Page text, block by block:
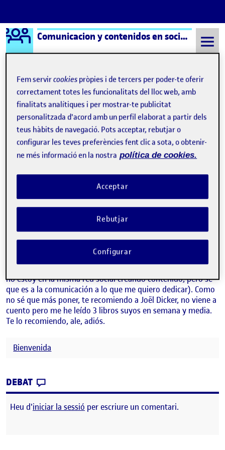
Saltar al contingut
Logo Ágora Comunicacion y contenidos en social media aula 1
Semestre 20222 - Aula 1 Xavi Sabaté
Navegació d'entrades
Anterior: Presentación Següent
Publicat perXavi Sabaté
Visibilitat:
Públic-Data de publicació
4 Març 2023-comentariel Xavi Sabaté
Como no sé cómo empezar, empiezo diciendo que no lo sé y
salgo del apuro. Tengo 22 años, vivo en Barcelona, aunque
eso es lo de menos. Me dedico a las redes sociales desde
que está yendo mejor de lo que esperaba cuando empecé.
Aún así, este mundo es muy efímero y fugaz, y fue por eso
que decidí meterme en este grado (igual dentro de 10 años
no estoy en la misma red social creando contenido, pero sé
que es a la comunicación a lo que me quiero dedicar). Como
no sé que más poner, te recomiendo a Joël Dicker, no viene a
cuento pero me he leído 3 libros suyos en semana y media.
Te lo recomiendo, ale, adiós.
Bienvenida
DEBAT
Heu d'iniciar la sessió per escriure un comentari.
Fem servircookies pròpies i de tercers per poder-te oferir
correctament totes les funcionalitats del lloc web, amb
finalitats analítiques i per mostrar-te publicitat
personalitzada d'acord amb un perfil elaborat a partir dels
teus hàbits de navegació. Pots acceptar, rebutjar o
configurar les teves preferències fent clic a sota, o obtenir-
ne més informació en la nostra política de cookies.
Rebutjar
Acceptar
Configurar